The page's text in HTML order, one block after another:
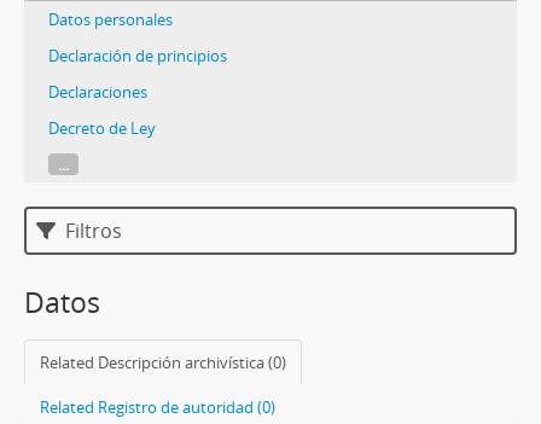
Datos personales
Declaración de principios
Declaraciones
Decreto de Ley
...
Filtros
Datos
Related Descripción archivística (0)
Related Registro de autoridad (0)